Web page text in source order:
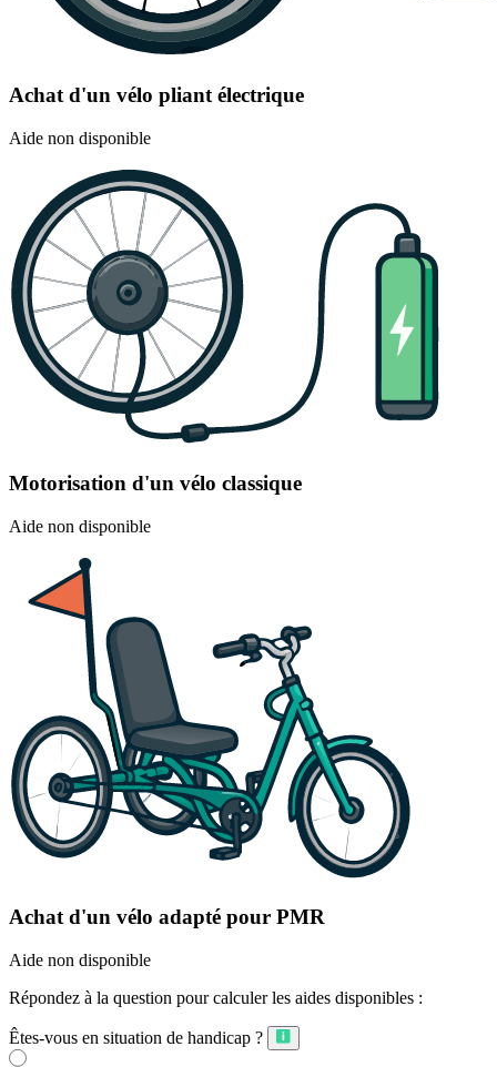
Achat d'un vélo pliant électrique
Aide non disponible
Motorisation d'un vélo classique
Aide non disponible
Achat d'un vélo adapté pour PMR
Aide non disponible
Répondez à la question pour calculer les aides disponibles :
Êtes-vous en situation de handicap ?